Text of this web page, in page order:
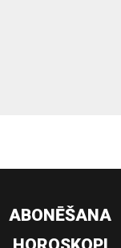
ABONĒŠANA